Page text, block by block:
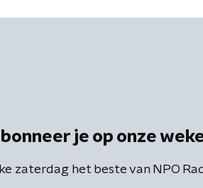
je op onze
zaterdag het beste van NPO